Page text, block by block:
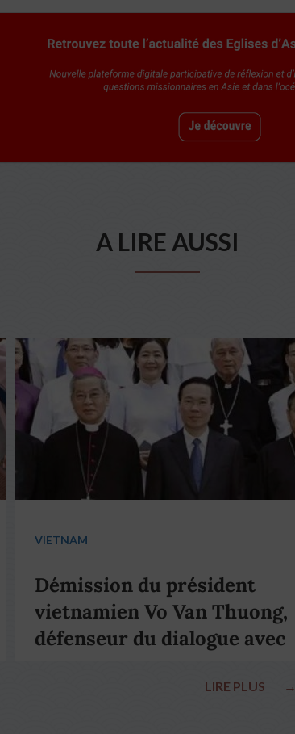
A LIRE AUSSI
VIETNAM
Démission du président
vietnamien Vo Van Thuong,
défenseur du dialogue avec
LIRE PLUS →